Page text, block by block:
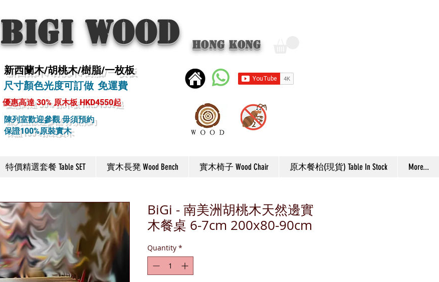
BIGI wood Hong Kong
新西蘭木/胡桃木/樹脂/一枚板
尺寸顏色光度可訂做 免運費
優惠高達 30% 原木板 HKD4550起
陳列室歡迎參觀 毋須預約
保證100%原裝實木
特價精選套餐 Table SET 實木長凳 Wood Bench 實木椅子 Wood Chair 原木餐枱(現貨) Table In Stock More...
BiGi - 南美洲胡桃木天然邊實
木餐桌 6-7cm 200x80-90cm
Quantity *